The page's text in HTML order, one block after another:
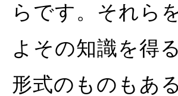
らです。それら
よその知識を得
形式のものもあ